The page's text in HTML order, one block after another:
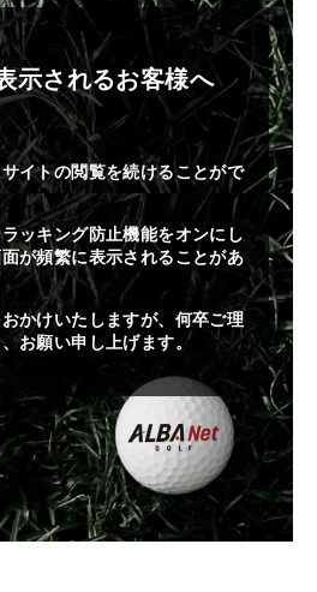
示されるお客様へ
イトの閲覧を続けることがで
ッキング防止機能をオンにし
が頻繁に表示されることがあ
かけいたしますが、何卒ご理
お願い申し上げます。